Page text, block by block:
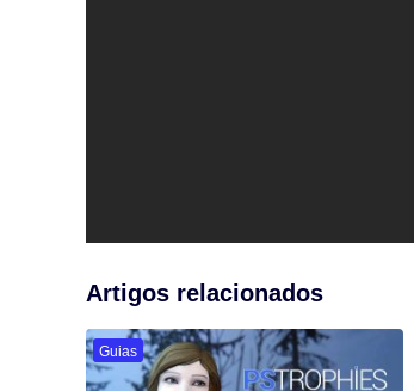
Artigos relacionados
Guias